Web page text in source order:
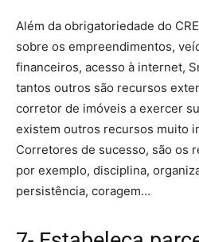
Além da obrigatoriedade do
sobre os empreendimentos,
financeiros, acesso à internet,
tantos outros são recursos
corretor de imóveis a exercer
existem outros recursos muito
Corretores de sucesso, são os
por exemplo, disciplina,
persistência, coragem…